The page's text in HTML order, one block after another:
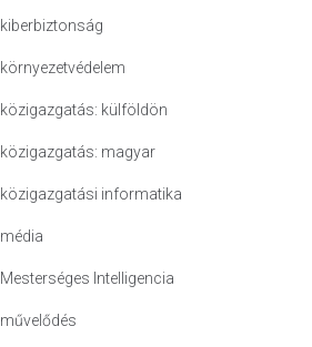
kiberbiztonság
környezetvédelem
közigazgatás: külföldön
közigazgatás: magyar
közigazgatási informatika
média
Mesterséges Intelligencia
művelődés